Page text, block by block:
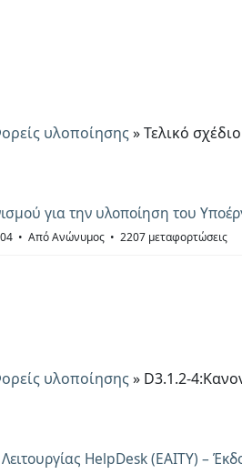
υλοποίησης»Τελικό
για την υλοποίηση του
ΑπόΑνώνυμος 2207 μεταφορτώσεις
υλοποίησης» D3.1.2-
HelpDesk (EAITY) –